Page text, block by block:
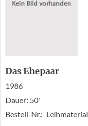
Das Ehepaar
1986
Dauer: 50'
Bestell-Nr.: Leihmaterial